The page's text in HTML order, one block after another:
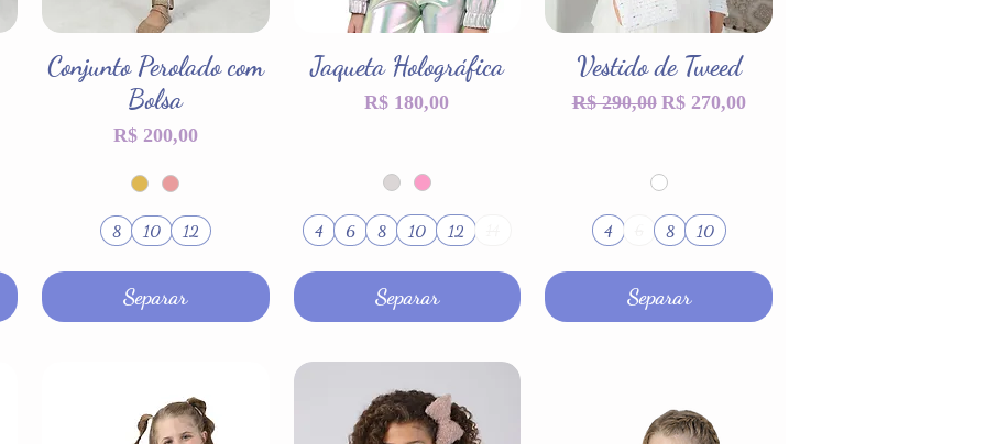
Visualização rápida
Conjunto Perolado com
Bolsa
Preço
R$ 200,00
8 10 12
Separar
Visualização rápida
Jaqueta Holográfica
Preço
R$ 180,00
4 6 8 10 12
Separar
Visualização rápida
Vestido de Tweed
Preço normal
R$ 290,00 Preço promocional
R$ 270,00
4 8 10
Separar